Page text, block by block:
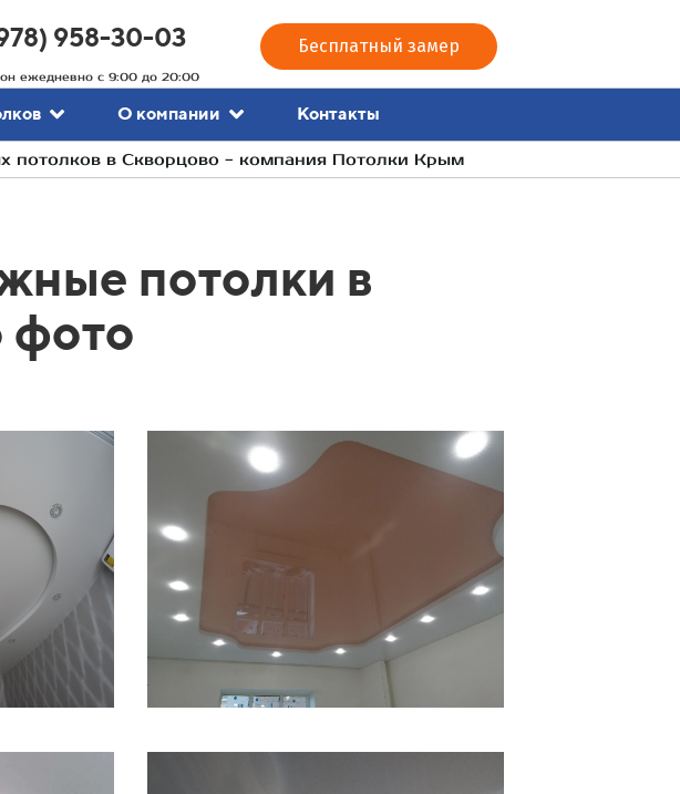
958-30-03
ежедневно с 9:00 до 20:00
Бесплатный замер
О компании Контакты
потолков в Скворцово - компания Потолки Крым
потолки в
фото